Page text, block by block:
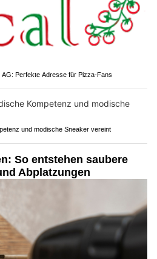
Perfekte Adresse für Pizza-Fans
und modische Sneaker vereint
So entstehen saubere
Abplatzungen